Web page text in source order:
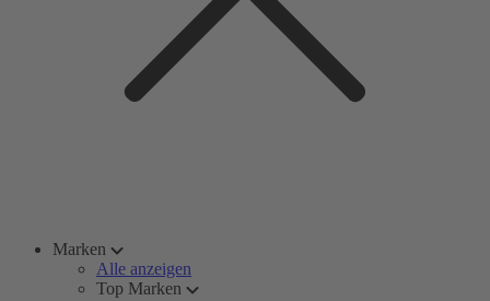
Marken
Alle anzeigen
Top Marken